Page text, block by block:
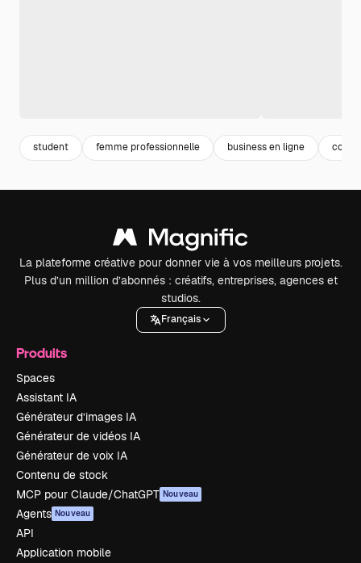
student femme professionnelle business en ligne
La plateforme créative pour donner vie à vos meilleurs projets.
Plus d’un million d’abonnés : créatifs, entreprises, agences et
studios.
Français
Produits
Spaces
Assistant IA
Générateur d’images IA
Générateur de vidéos IA
Générateur de voix IA
Contenu de stock
MCP pour Claude/ChatGPT Nouveau
Agents Nouveau
API
Application mobile